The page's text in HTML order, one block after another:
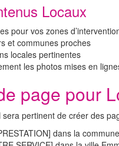
Locaux
pour vos zones
et communes proches
locales pertinentes
les photos mises en
page pour
pertinent de créer des
dans la